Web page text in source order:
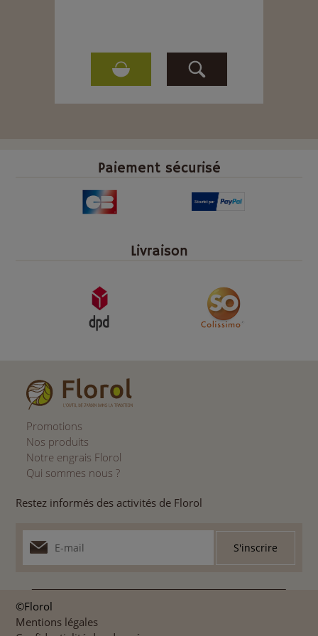
Paiement sécurisé
Livraison
Promotions
Nos produits
Notre engrais Florol
Qui sommes nous ?
Restez informés des activités de Florol
©Florol
Mentions légales